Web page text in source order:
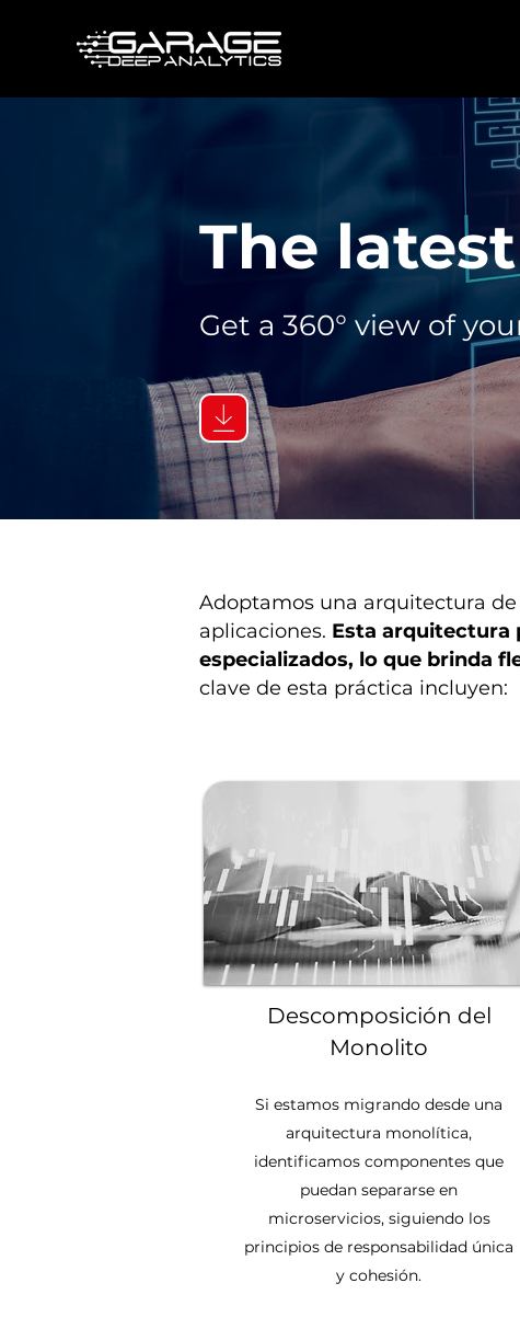
The
Get a 360° view of
Adoptamos una arquitectura
aplicaciones. Esta arquitectura
especializados, lo que brinda
clave de esta práctica incluyen:
Descomposición del
Monolito
Si estamos migrando desde una
arquitectura monolítica,
identificamos componentes que
puedan separarse en
microservicios, siguiendo los
principios de responsabilidad única
y cohesión.